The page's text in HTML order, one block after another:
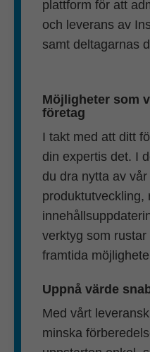
plattform för att
och leverans av
samt deltagarnas
Möjligheter som
företag
I takt med att ditt
din expertis det. I
du dra nytta av
produktutveckling,
verktyg som
framtida
Uppnå värde
Med vårt
minska